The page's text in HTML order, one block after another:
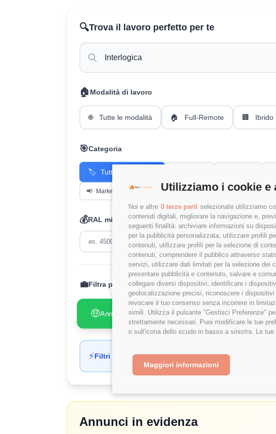
Utilizziamo i cookie e
Noi e altre 0 terze parti selezionate utilizziamo
contenuti digitali, migliorare la navigazione e,
seguenti finalità: archiviare informazioni su
per la pubblicità personalizzata, utilizzare profili
contenuti, utilizzare profili per la selezione di
contenuti, comprendere il pubblico attraverso
servizi, utilizzare dati limitati per la selezione dei
presentare pubblicità e contenuto, salvare e
collegare diversi dispositivi, identificare i
geolocalizzazione precisi, riconoscere i
revocare il tuo consenso senza incorrere in
simili. Utilizza il pulsante "Gestisci Preferenze"
strettamente necessari. Puoi modificare le tue
o sull'icona dello scudo in basso a sinistra. Le
Maggiori informazioni
🔍Trova il lavoro perfetto per te
🏠 Modalità di lavoro
🌐 Tutte le modalità 🏠 Full-Remote 🏢 Ibrido
🎯Categoria
🏷️ Tutte le categorie
📢 Marketing Sales 👥 HR 💰 Finance 👔
💰RAL minima (€)
💼Filtra per presenza RAL:
🤑Annunci con RAL ✓ 😢Annunci senza RAL ✓
⚡Filtri applicati automaticamente
Annunci in evidenza